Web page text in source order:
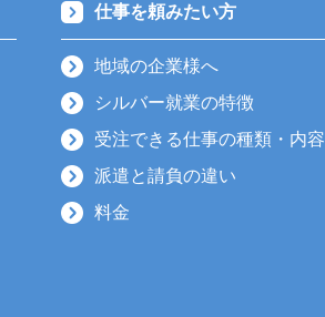
仕事を頼みたい方
地域の企業様へ
シルバー就業の特徴
受注できる仕事の種類・内容
派遣と請負の違い
料金